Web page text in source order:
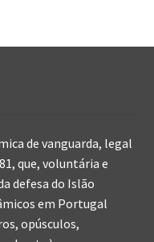
de vanguarda, legal
que, voluntária e
defesa do Islão
em Portugal
opúsculos,